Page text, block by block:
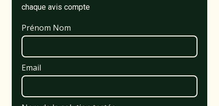
chaque avis compte
Prénom Nom
Email